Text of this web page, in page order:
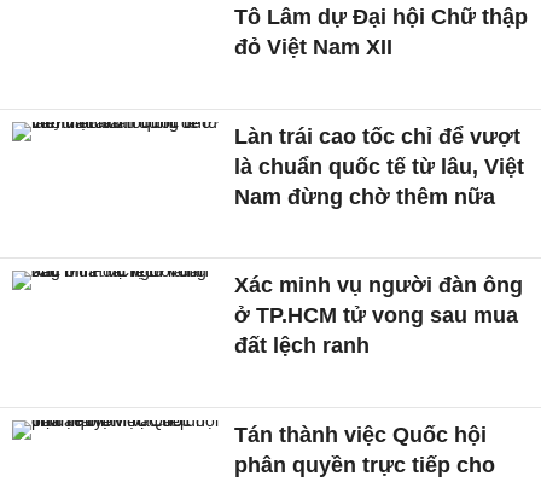
Tô Lâm dự Đại hội Chữ thập
đỏ Việt Nam XII
Làn trái cao tốc chỉ để vượt
là chuẩn quốc tế từ lâu, Việt
Nam đừng chờ thêm nữa
Xác minh vụ người đàn ông
ở TP.HCM tử vong sau mua
đất lệch ranh
Tán thành việc Quốc hội
phân quyền trực tiếp cho